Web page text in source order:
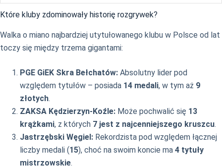
Które kluby zdominowały historię rozgrywek?
Walka o miano najbardziej utytułowanego klubu w Polsce od lat
toczy się między trzema gigantami:
PGE GiEK Skra Bełchatów: Absolutny lider pod
względem tytułów – posiada 14 medali, w tym aż 9
złotych.
ZAKSA Kędzierzyn-Koźle: Może pochwalić się 13
krążkami, z których 7 jest z najcenniejszego kruszcu.
Jastrzębski Węgiel: Rekordzista pod względem łącznej
liczby medali (15), choć na swoim koncie ma 4 tytuły
mistrzowskie.